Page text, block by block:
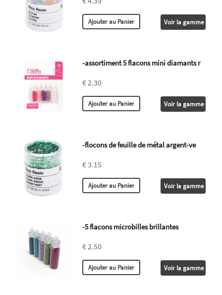
Voir la gamme
-assortiment 5 flacons mini diamants r
€ 2.30
Voir la gamme
-flocons de feuille de métal argent-ve
€ 3.15
Voir la gamme
-5 flacons microbilles brillantes
€ 2.50
Voir la gamme